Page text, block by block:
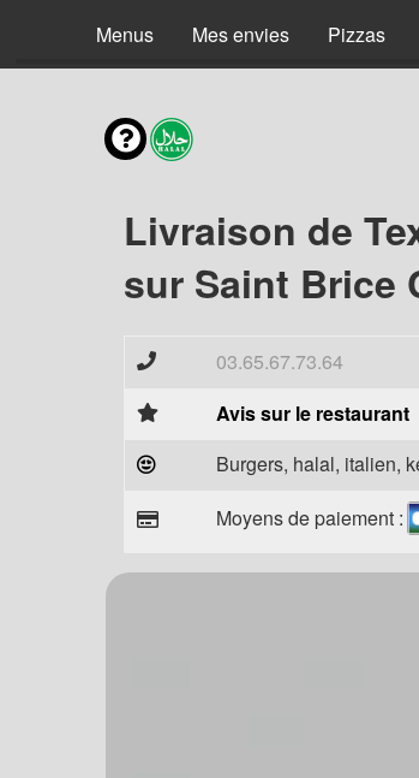
Menus Mes envies Pizzas
Livraison de
sur Saint Brice
03.65.67.73.64
Avis sur le restaurant
Burgers, halal, italien,
Moyens de paiement :